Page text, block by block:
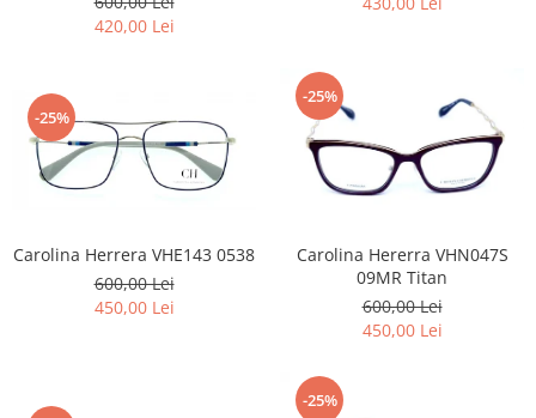
420,00 Lei
-25%
Carolina Herrera VHE143 0538
600,00 Lei
450,00 Lei
-25%
Carolina Hererra VHN047S
09MR Titan
600,00 Lei
450,00 Lei
-25%